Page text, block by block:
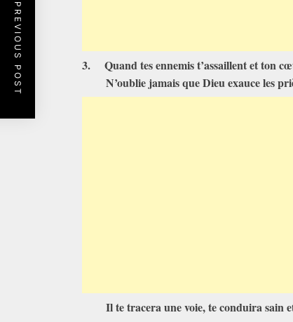
3.
Quand tes ennemis t’assaillent et ton
N’oublie jamais que Dieu exauce les
Il te tracera une voie, te conduira sain
PREVIOUS POST